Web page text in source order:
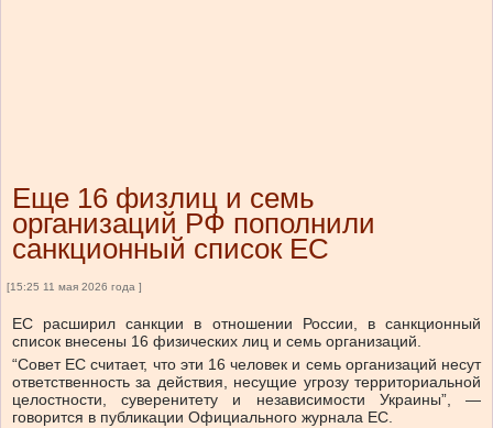
Еще 16 физлиц и семь
организаций РФ пополнили
санкционный список ЕС
[15:25 11 мая 2026 года ]
ЕС расширил санкции в отношении России, в санкционный
список внесены 16 физических лиц и семь организаций.
“Совет ЕС считает, что эти 16 человек и семь организаций несут
ответственность за действия, несущие угрозу территориальной
целостности, суверенитету и независимости Украины”, —
говорится в публикации Официального журнала ЕС.